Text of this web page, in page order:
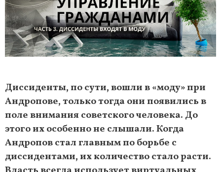
Диссиденты, по сути, вошли в «моду» при
Андропове, только тогда они появились в
поле внимания советского человека. До
этого их особенно не слышали. Когда
Андропов стал главным по борьбе с
диссидентами, их количество стало расти.